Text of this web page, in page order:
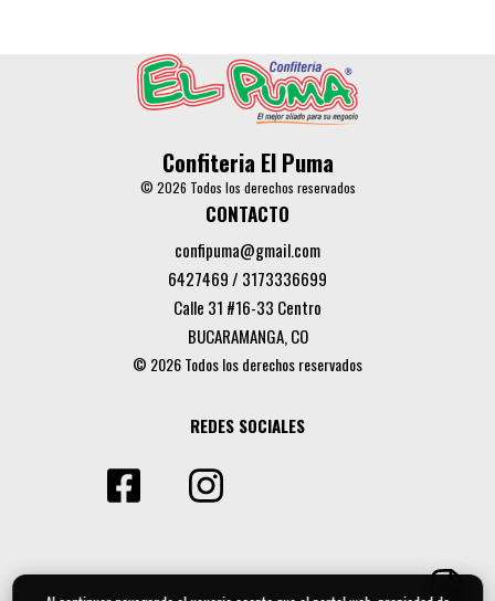
Confiteria El Puma
© 2026 Todos los derechos reservados
CONTACTO
confipuma@gmail.com
6427469 / 3173336699
Calle 31 #16-33 Centro
BUCARAMANGA, CO
© 2026 Todos los derechos reservados
REDES SOCIALES